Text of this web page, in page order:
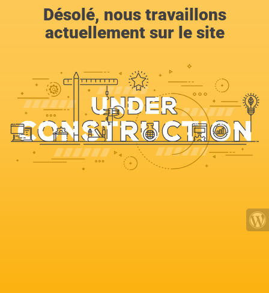
Désolé, nous travaillons
actuellement sur le site